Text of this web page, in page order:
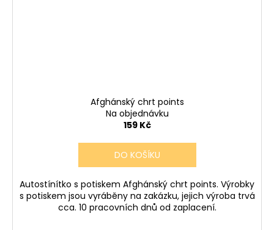
Afghánský chrt points
Na objednávku
159 Kč
DO KOŠÍKU
Autostínítko s potiskem Afghánský chrt points. Výrobky
s potiskem jsou vyráběny na zakázku, jejich výroba trvá
cca. 10 pracovních dnů od zaplacení.